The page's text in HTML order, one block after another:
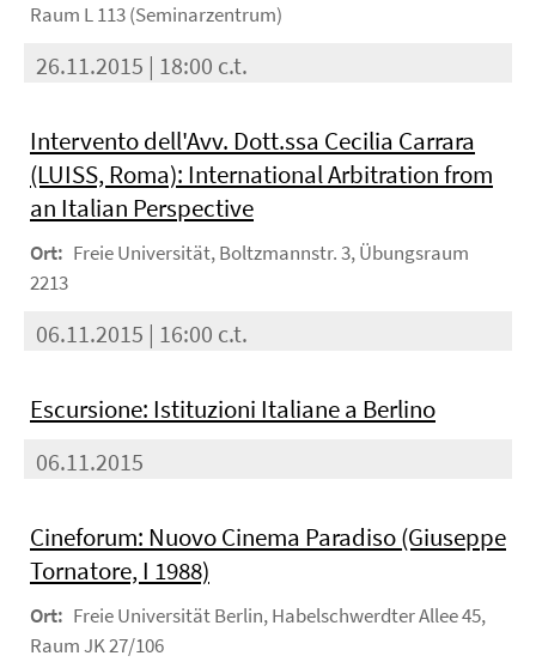
Raum L 113 (Seminarzentrum)
26.11.2015 | 18:00 c.t.
Intervento dell'Avv. Dott.ssa Cecilia Carrara
(LUISS, Roma): International Arbitration from
an Italian Perspective
Ort: Freie Universität, Boltzmannstr. 3, Übungsraum
2213
06.11.2015 | 16:00 c.t.
Escursione: Istituzioni Italiane a Berlino
06.11.2015
Cineforum: Nuovo Cinema Paradiso (Giuseppe
Tornatore, I 1988)
Ort: Freie Universität Berlin, Habelschwerdter Allee 45,
Raum JK 27/106